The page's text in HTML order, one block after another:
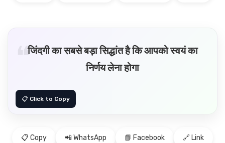
जिंदगी का सबसे बड़ा सिद्धांत है कि आपको स्वयं का
निर्णय लेना होगा
📋 Copy 📲 WhatsApp 📘 Facebook 🔗 Link